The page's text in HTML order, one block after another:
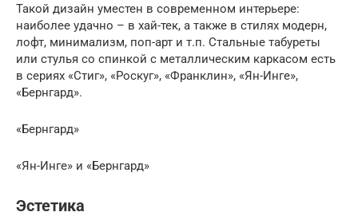
Такой дизайн уместен в современном интерьере:
наиболее удачно – в хай-тек, а также в стилях модерн,
лофт, минимализм, поп-арт и т.п. Стальные табуреты
или стулья со спинкой с металлическим каркасом есть
в сериях «Стиг», «Роскуг», «Франклин», «Ян-Инге»,
«Бернгард».
«Бернгард»
«Ян-Инге» и «Бернгард»
Эстетика